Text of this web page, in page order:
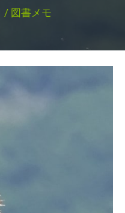
/ 図書メモ